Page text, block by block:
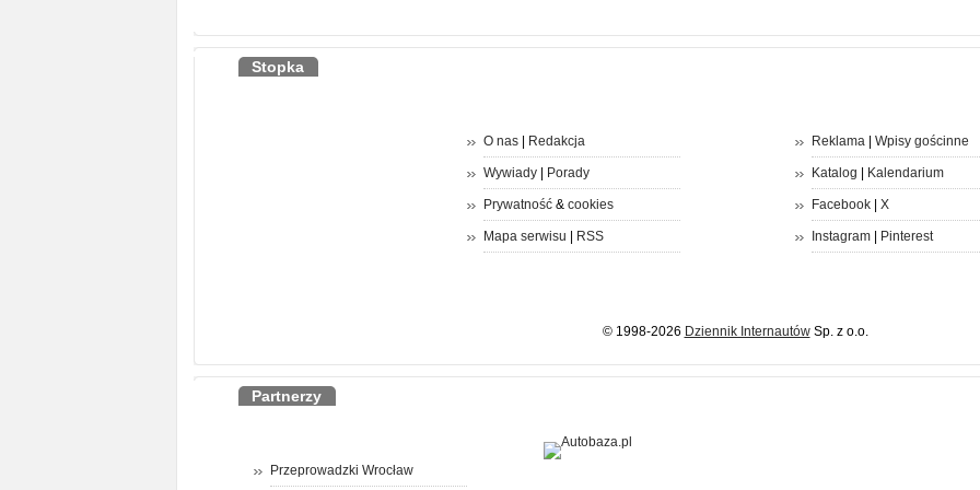
Stopka
O nas| Redakcja
Wywiady| Porady
Prywatność& cookies
Mapa serwisu RSS
Reklama| Wpisy gościnne
Katalog Kalendarium
Facebook| X
Instagram| Pinterest
© 1998-2026 Dziennik InternautówSp. z o.o.
Partnerzy
Przeprowadzki Wrocław